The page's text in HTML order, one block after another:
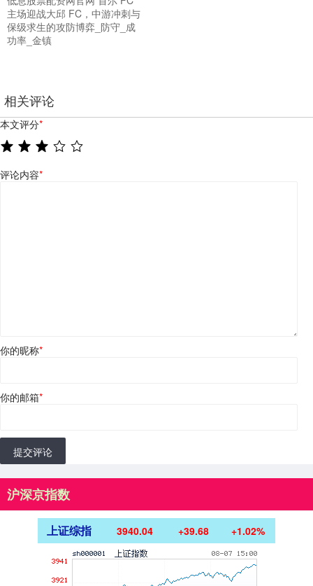
主场迎战大邱 FC，中游冲刺与
保级求生的攻防博弈_防守_成
功率_金镇
相关评论
本文评分*
评论内容*
你的昵称*
你的邮箱*
提交评论
沪深京指数
上证综指 3940.04 +39.68 +1.02%